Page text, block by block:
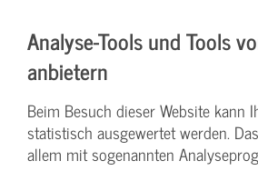
Analyse-Tools und Tools
anbietern
Beim Besuch dieser Website kann
statistisch ausgewertet werden.
allem mit sogenannten